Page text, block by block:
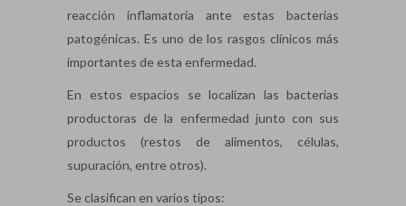
reacción inflamatoria ante estas bacterias
patogénicas. Es uno de los rasgos clínicos más
importantes de esta enfermedad.
En estos espacios se localizan las bacterias
productoras de la enfermedad junto con sus
productos (restos de alimentos, células,
supuración, entre otros).
Se clasifican en varios tipos: